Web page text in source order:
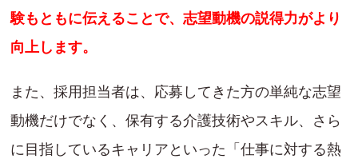
験もともに伝えることで、志望動機の説得力がより
向上します。
また、採用担当者は、応募してきた方の単純な志望
動機だけでなく、保有する介護技術やスキル、さら
に目指しているキャリアといった「仕事に対する熱